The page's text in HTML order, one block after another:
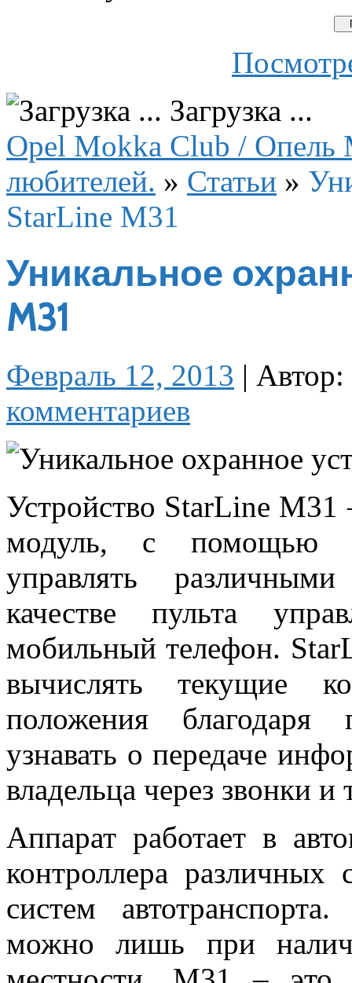
Загрузка ...
Opel Mokka Club / Опель
любителей. » Статьи »
StarLine M31
Уникальное
M31
Февраль 12, 2013 | Автор:
комментариев
Устройство StarLine M31
модуль, с помощью
управлять
качестве пульта
мобильный телефон.
вычислять текущие
положения благодаря
узнавать о передаче
владельца через звонки
Аппарат работает в
контроллера различных
систем
можно лишь при